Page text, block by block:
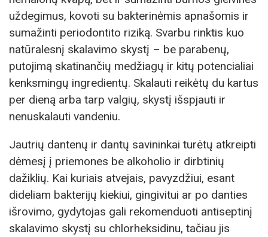
uždegimus, kovoti su bakterinėmis apnašomis ir
sumažinti periodontito riziką. Svarbu rinktis kuo
natūralesnį skalavimo skystį – be parabenų,
putojimą skatinančių medžiagų ir kitų potencialiai
kenksmingų ingredientų. Skalauti reikėtų du kartus
per dieną arba tarp valgių, skystį išspjauti ir
nenuskalauti vandeniu.
Jautrių dantenų ir dantų savininkai turėtų atkreipti
dėmesį į priemones be alkoholio ir dirbtinių
dažiklių. Kai kuriais atvejais, pavyzdžiui, esant
dideliam bakterijų kiekiui, gingivitui ar po danties
išrovimo, gydytojas gali rekomenduoti antiseptinį
skalavimo skystį su chlorheksidinu, tačiau jis